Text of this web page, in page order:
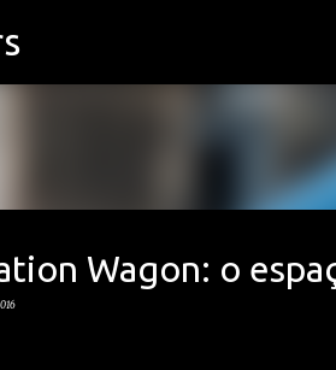
Wagon: o